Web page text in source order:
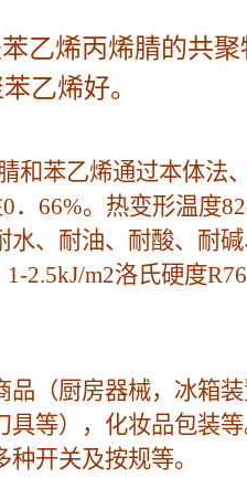
乙烯丙烯腈的共
乙烯好。
和苯乙烯通过本体法
．66%。热变形温度
、耐油、耐酸、耐
2.5kJ/m2洛氏硬度
品（厨房器械，冰箱
具等），化妆品包装
开关及按规等。